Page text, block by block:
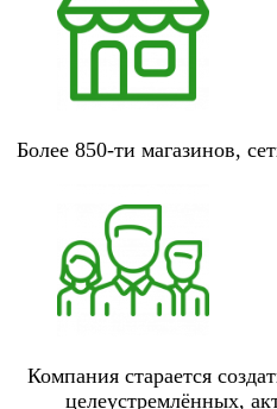
Более 850-ти магазинов,
Компания старается
целеустремлённых,